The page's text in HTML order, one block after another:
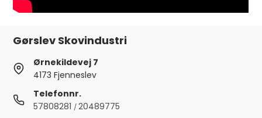
Gørslev Skovindustri
Ørnekildevej 7
4173 Fjenneslev
Telefonnr.
57808281 /20489775